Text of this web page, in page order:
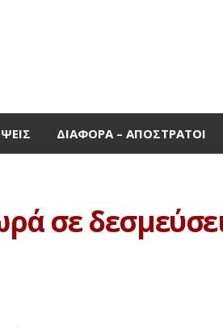
ΔΙΆΦΟΡΑ – ΑΠΌΣΤΡΑΤΟΙ
σε